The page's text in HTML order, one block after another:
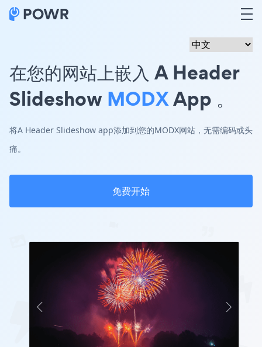
在您的网站上嵌入 A Header
Slideshow MODXApp 。
将A Header Slideshow app添加到您的MODX网站，无需编码或头
痛。
免费开始